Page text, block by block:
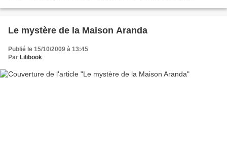
Le mystère de la Maison Aranda
Publié le 15/10/2009 à 13:45
Par Lilibook